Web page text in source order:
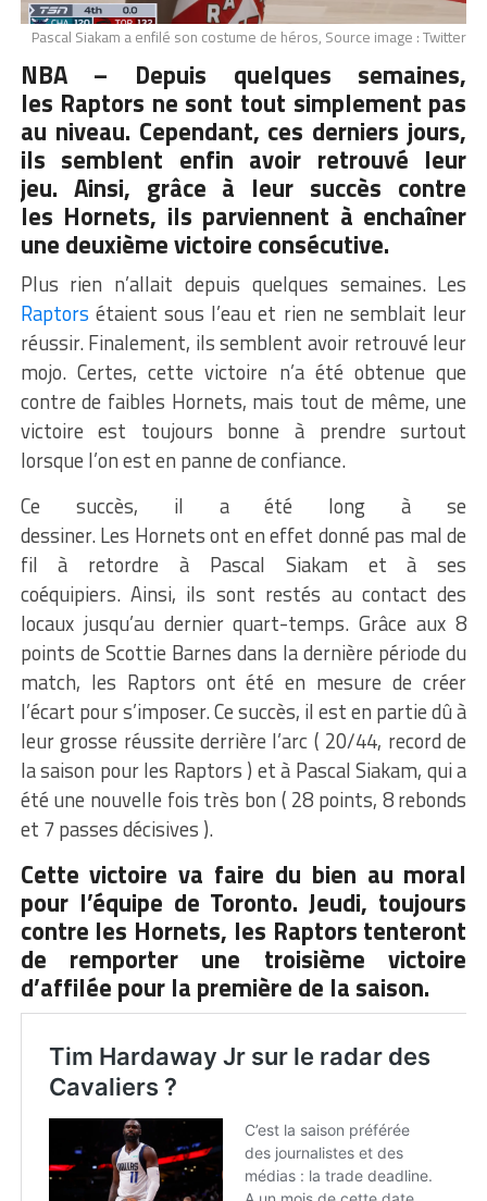
Pascal Siakam a enfilé son costume de héros, Source image : Twitter
NBA – Depuis quelques semaines,
les Raptors ne sont tout simplement pas
au niveau. Cependant, ces derniers jours,
ils semblent enfin avoir retrouvé leur
jeu. Ainsi, grâce à leur succès contre
les Hornets, ils parviennent à enchaîner
une deuxième victoire consécutive.
Plus rien n’allait depuis quelques semaines. Les
Raptors étaient sous l’eau et rien ne semblait leur
réussir. Finalement, ils semblent avoir retrouvé leur
mojo. Certes, cette victoire n’a été obtenue que
contre de faibles Hornets, mais tout de même, une
victoire est toujours bonne à prendre surtout
lorsque l’on est en panne de confiance.
Ce succès, il a été long à se
dessiner.Les Hornetsont en effet donné pas mal de
fil à retordre à Pascal Siakam et à ses
coéquipiers.Ainsi, ils sont restés au contact des
locaux jusqu’au dernier quart-temps. Grâce aux 8
points de Scottie Barnes dans la dernière période du
match, les Raptors ont été en mesure de créer
l’écart pour s’imposer.Ce succès, il est en partie dû à
leur grosse réussite derrière l’arc ( 20/44, record de
la saison pour les Raptors ) et à PascalSiakam, qui a
été une nouvelle fois très bon ( 28 points, 8 rebonds
et 7 passesdécisives ).
Cette victoire va faire du bien au moral
pour l’équipe de Toronto. Jeudi, toujours
contre les Hornets, les Raptors tenteront
de remporter une troisième victoire
d’affilée pour la première de la saison.